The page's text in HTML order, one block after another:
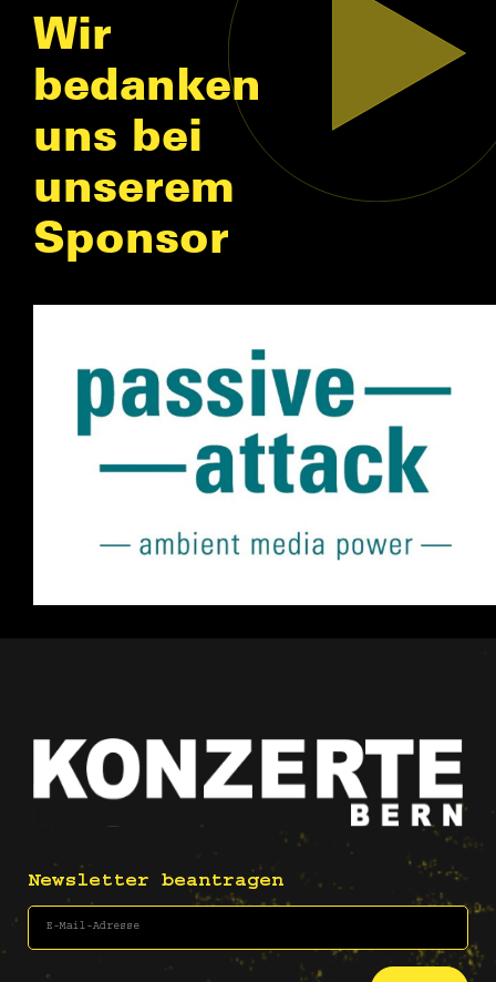
Wir
bedanken
uns bei
unserem
Sponsor
Newsletter beantragen